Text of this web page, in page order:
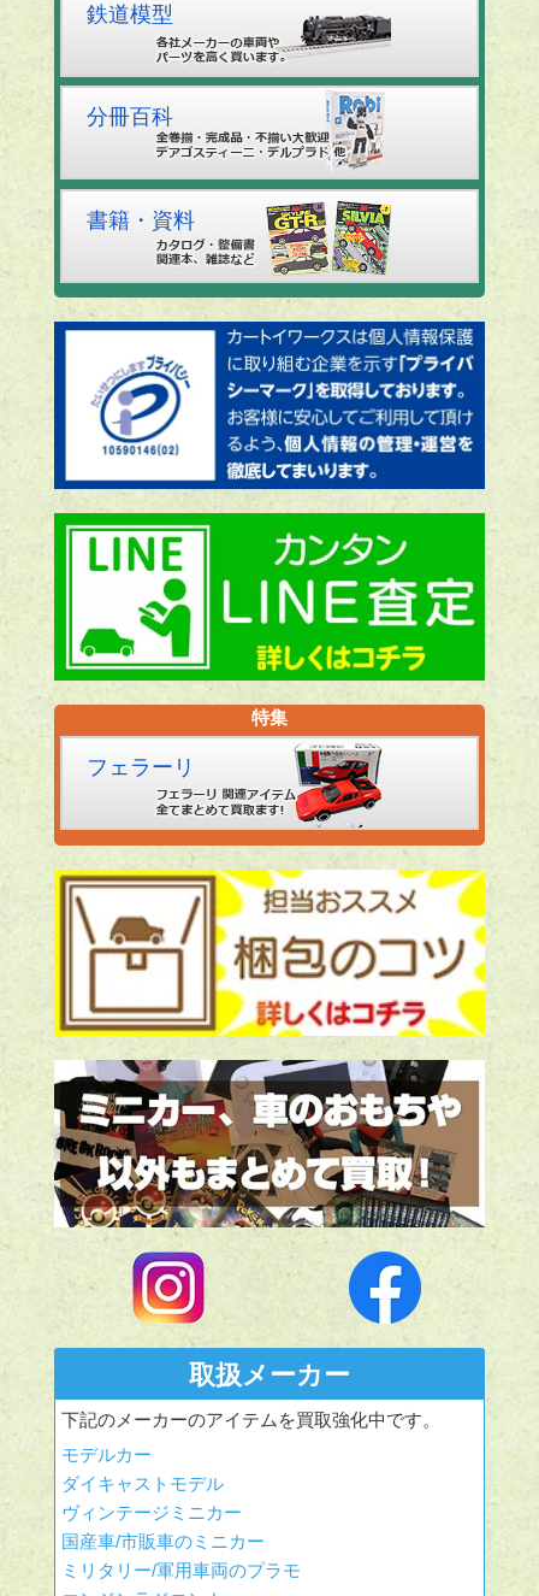
鉄道模型
分冊百科
書籍・資料
特集
フェラーリ
取扱メーカー
下記のメーカーのアイテムを買取強化中です。
モデルカー
ダイキャストモデル
ヴィンテージミニカー
国産車/市販車のミニカー
ミリタリー/軍用車両のプラモ